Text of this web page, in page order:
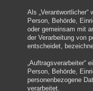
Als
Person, Behörde,
oder gemeinsam mit
der Verarbeitung von
entscheidet,
„Auftragsverarbeiter“
Person, Behörde,
personenbezogene
verarbeitet.